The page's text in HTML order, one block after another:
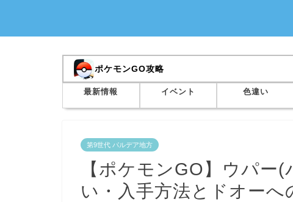
ポケモンGO攻略
最新情報 イベント 色違い
第9世代 パルデア地方
【ポケモンGO】ウパー
い・入手方法とドオーへ